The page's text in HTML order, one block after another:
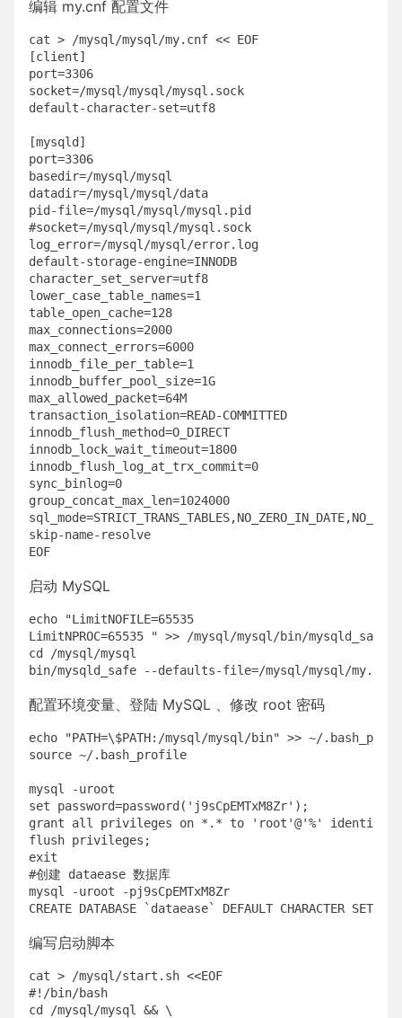
编辑 my.cnf 配置文件
cat > /mysql/mysql/my.cnf << EOF
[client]
port=3306
socket=/mysql/mysql/mysql.sock
default-character-set=utf8
[mysqld]
port=3306
basedir=/mysql/mysql
datadir=/mysql/mysql/data
pid-file=/mysql/mysql/mysql.pid
#socket=/mysql/mysql/mysql.sock
log_error=/mysql/mysql/error.log
default-storage-engine=INNODB
character_set_server=utf8
lower_case_table_names=1
table_open_cache=128
max_connections=2000
max_connect_errors=6000
innodb_file_per_table=1
innodb_buffer_pool_size=1G
max_allowed_packet=64M
transaction_isolation=READ-COMMITTED
innodb_flush_method=O_DIRECT
innodb_lock_wait_timeout=1800
innodb_flush_log_at_trx_commit=0
sync_binlog=0
group_concat_max_len=1024000
skip-name-resolve
启动 MySQL
echo "LimitNOFILE=65535
LimitNPROC=65535 " >> /mysql/mysql/bin/mysqld_safe
cd /mysql/mysql
配置环境变量、登陆 MySQL 、修改 root 密码
echo "PATH=\$PATH:/mysql/mysql/bin" >> ~/
source ~/.bash_profile
mysql -uroot
set password=password('j9sCpEMTxM8Zr');
grant all privileges on *.* to 'root'@'%' identified
flush privileges;
exit
#创建 dataease 数据库
mysql -uroot -pj9sCpEMTxM8Zr
编写启动脚本
cat > /mysql/start.sh <<EOF
#!/bin/bash
cd /mysql/mysql && \